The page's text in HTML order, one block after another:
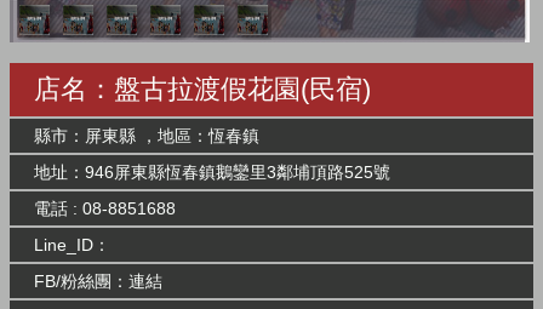
店名：盤古拉渡假花園(民宿)
縣市：屏東縣 ，地區：恆春鎮
地址：946屏東縣恆春鎮鵝鑾里3鄰埔頂路525號
電話 : 08-8851688
Line_ID：
FB/粉絲團： 連結